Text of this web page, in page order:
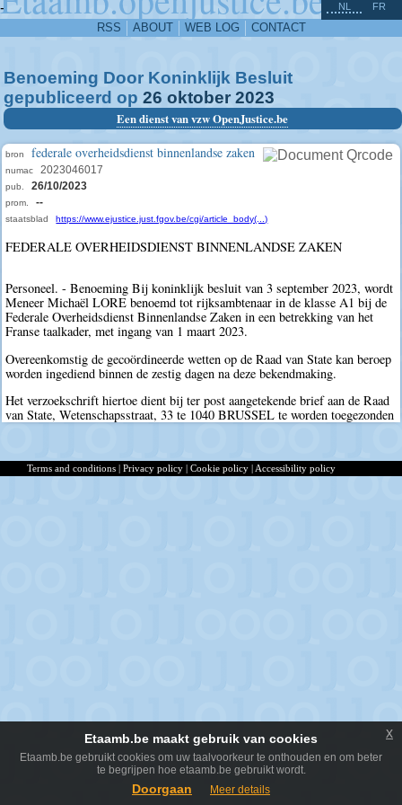
-
RSS ABOUT WEB LOG CONTACT
NL FR
Benoeming Door Koninklijk Besluit
gepubliceerd op 26 oktober 2023
Een dienst van vzw OpenJustice.be
bron federale overheidsdienst binnenlandse zaken
numac 2023046017
pub. 26/10/2023
prom. --
staatsblad https://www.ejustice.just.fgov.be/cgi/article_body(...)
FEDERALE OVERHEIDSDIENST BINNENLANDSE ZAKEN
Personeel. - Benoeming Bij koninklijk besluit van 3 september 2023, wordt
Meneer Michaël LORE benoemd tot rijksambtenaar in de klasse A1 bij de
Federale Overheidsdienst Binnenlandse Zaken in een betrekking van het
Franse taalkader, met ingang van 1 maart 2023.
Overeenkomstig de gecoördineerde wetten op de Raad van State kan beroep
worden ingediend binnen de zestig dagen na deze bekendmaking.
Het verzoekschrift hiertoe dient bij ter post aangetekende brief aan de Raad
van State, Wetenschapsstraat, 33 te 1040 BRUSSEL te worden toegezonden
^
Terms and conditions | Privacy policy | Cookie policy | Accessibility policy
Etaamb.be maakt gebruik van cookies
Etaamb.be gebruikt cookies om uw taalvoorkeur te onthouden en om beter
te begrijpen hoe etaamb.be gebruikt wordt.
Doorgaan Meer details
x